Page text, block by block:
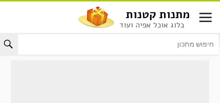
לתוכן
מתנות קטנות
בלוג אוכל אפיה ועוד